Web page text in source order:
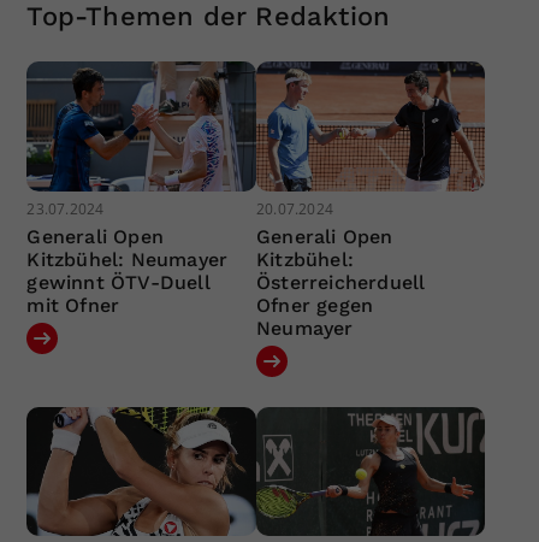
Top-Themen der Redaktion
23.07.2024
Generali Open
Kitzbühel: Neumayer
gewinnt ÖTV-Duell
mit Ofner
20.07.2024
Generali Open
Kitzbühel:
Österreicherduell
Ofner gegen
Neumayer